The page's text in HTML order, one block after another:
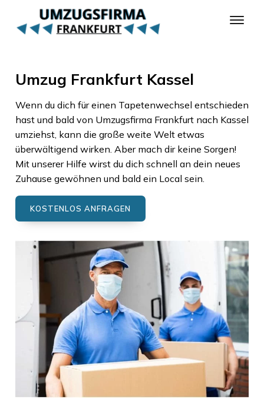
Umzug Frankfurt Kassel
Wenn du dich für einen Tapetenwechsel entschieden
hast und bald von Umzugsfirma Frankfurtnach Kassel
umziehst, kann die große weite Welt etwas
überwältigend wirken. Aber mach dir keine Sorgen!
Mit unserer Hilfe wirst du dich schnell an dein neues
Zuhause gewöhnen und bald ein Local sein.
KOSTENLOS ANFRAGEN